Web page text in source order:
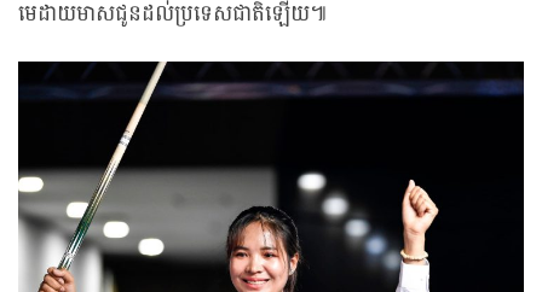
មេដាយមាសជូនដល់ប្រទេសជាតិឡើយ៕